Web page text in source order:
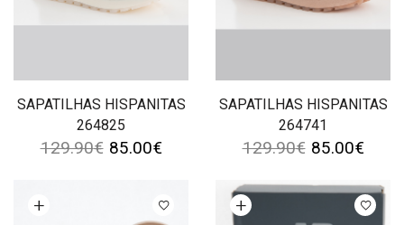
SAPATILHAS HISPANITAS
264825
129.90€ 85.00€
SAPATILHAS HISPANITAS
264741
129.90€ 85.00€
opções Ver opções